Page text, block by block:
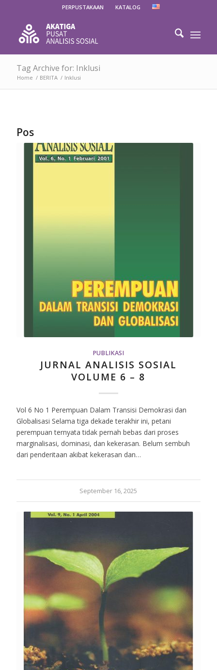
PERPUSTAKAAN KATALOG
Tag Archive for: Inklusi
Home / BERITA / Inklusi
Pos
PUBLIKASI
JURNAL ANALISIS SOSIAL
VOLUME 6 – 8
Vol 6 No 1 Perempuan Dalam Transisi Demokrasi dan
Globalisasi Selama tiga dekade terakhir ini, petani
perempuan ternyata tidak pernah bebas dari proses
marginalisasi, dominasi, dan kekerasan. Belum sembuh
dari penderitaan akibat kekerasan dan…
September 16, 2025